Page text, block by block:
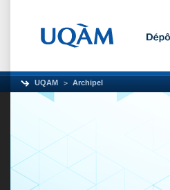
UQAM Archipel